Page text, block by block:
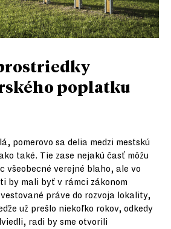
poplatku
pomerovo sa delia medzi mestskú
také. Tie zase nejakú časť môžu
všeobecné verejné blaho, ale vo
by mali byť v rámci zákonom
práve do rozvoja lokality,
už prešlo niekoľko rokov, odkedy
radi by sme otvorili